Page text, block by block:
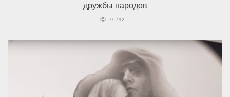
дружбы народов
9 792